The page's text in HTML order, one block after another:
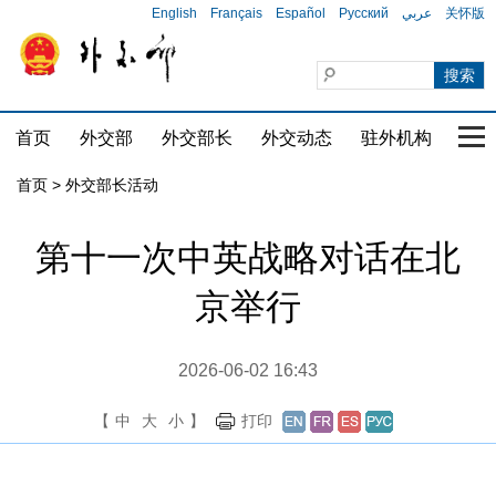
English Français Español Русский عربي 关怀版
首页 外交部 外交部长 外交动态 驻外机构 国
首页 > 外交部长活动
第十一次中英战略对话在北
京举行
2026-06-02 16:43
【 中 大 小 】 打印